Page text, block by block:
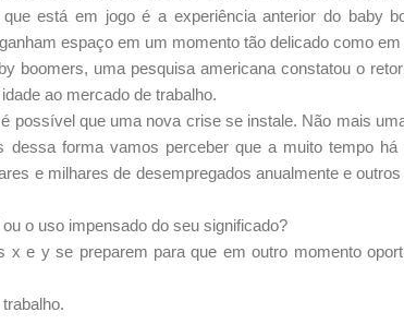
está em jogo é a experiência anterior do baby
espaço em um momento tão delicado como
boomers, uma pesquisa americana constatou o
ao mercado de trabalho.
possível que uma nova crise se instale. Não mais
dessa forma vamos perceber que a muito tempo
e milhares de desempregados anualmente e
o uso impensado do seu significado?
x e y se preparem para que em outro momento